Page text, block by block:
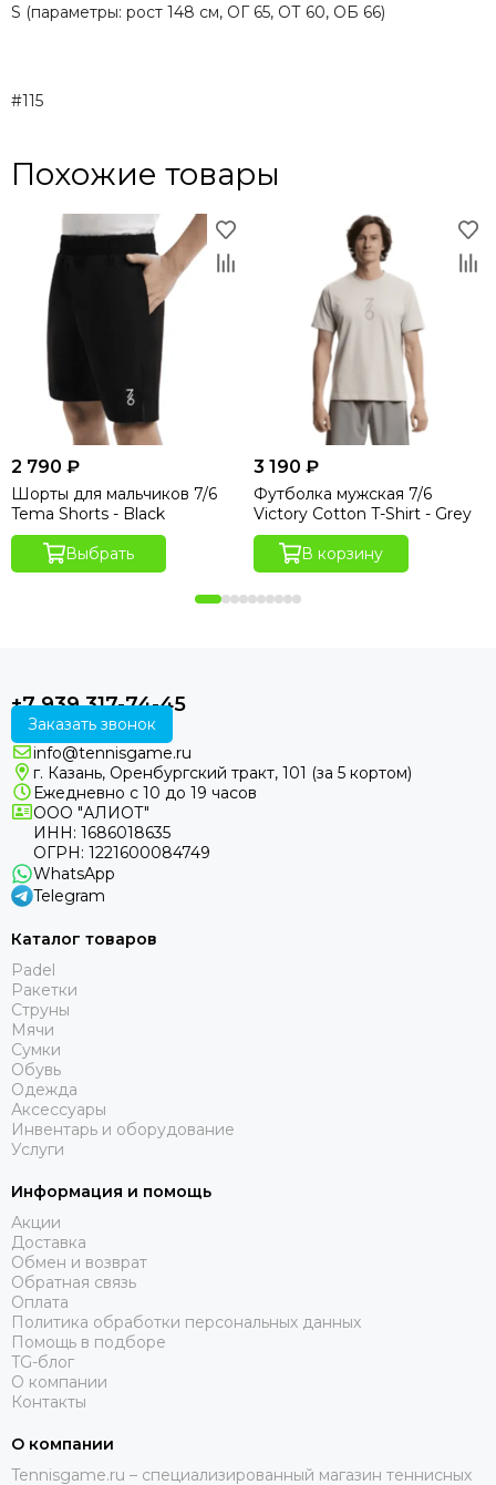
S (параметры: рост 148 см, ОГ 65, ОТ 60, ОБ 66)
#115
Похожие товары
2 790 ₽
Шорты для мальчиков 7/6
Tema Shorts - Black
Выбрать
3 190 ₽
Футболка мужская 7/6
Victory Cotton T-Shirt - Grey
В корзину
+7 939 317-74-45
Заказать звонок
info@tennisgame.ru
г. Казань, Оренбургский тракт, 101 (за 5 кортом)
Ежедневно с 10 до 19 часов
ООО "АЛИОТ"
ИНН: 1686018635
ОГРН: 1221600084749
WhatsApp
Telegram
Каталог товаров
Padel
Ракетки
Струны
Мячи
Сумки
Обувь
Одежда
Аксессуары
Инвентарь и оборудование
Услуги
Информация и помощь
Акции
Доставка
Обмен и возврат
Обратная связь
Оплата
Политика обработки персональных данных
Помощь в подборе
TG-блог
О компании
Контакты
О компании
Tennisgame.ru – специализированный магазин теннисных